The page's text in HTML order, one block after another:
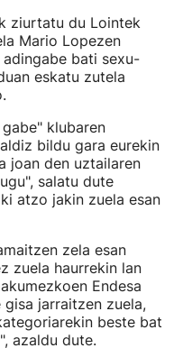
ziurtatu du Lointek
Mario Lopezen
bati sexu-
eskatu zutela
klubaren
bildu gara eurekin
joan den uztailaren
salatu dute
atzo jakin zuela esan
zela esan
zuela haurrekin lan
Endesa
jarraitzen zuela,
beste bat
azaldu dute.